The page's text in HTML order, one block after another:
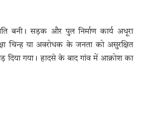
बनी। सड़क और पुल निर्माण कार्य अधूरा
चिन्ह या अवरोधक के जनता को असुरक्षित
दिया गया। हादसे के बाद गांव में आक्रोश का